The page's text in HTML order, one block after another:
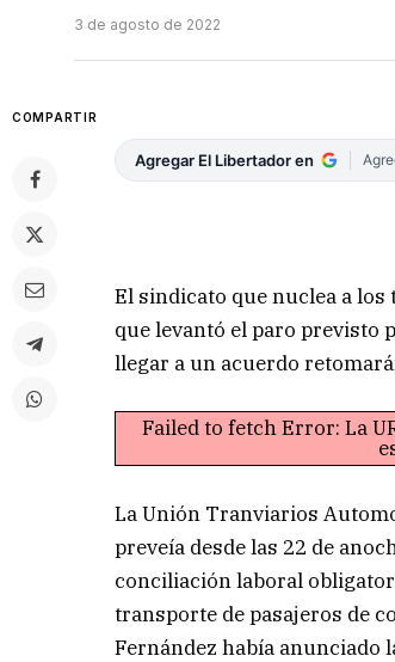
3 de agosto de 2022
COMPARTIR
Agregar El Libertador en
El sindicato que nuclea a
que levantó el paro previsto
llegar a un acuerdo
Failed to fetch Error: La
La Unión Tranviarios
preveía desde las 22 de
conciliación laboral
transporte de pasajeros de
Fernández había anunciado